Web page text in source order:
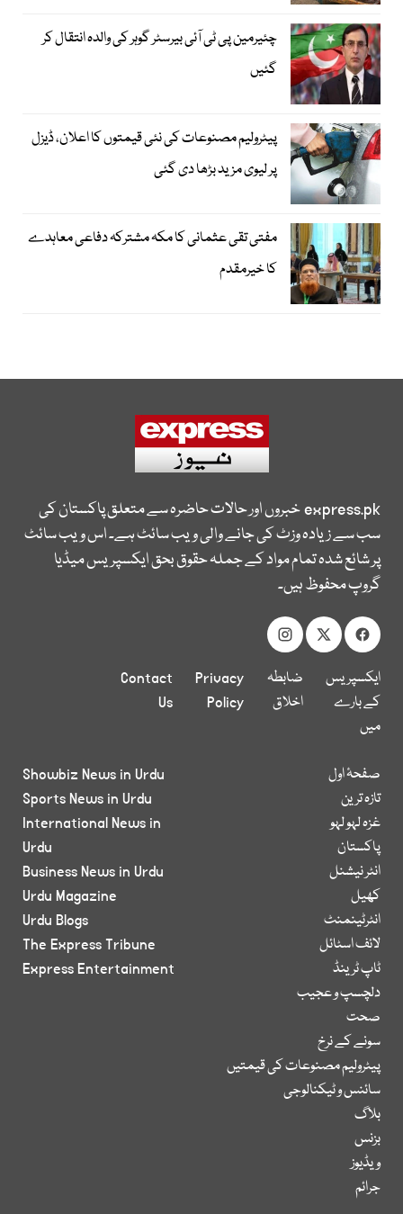
چئیرمین پی ٹی آئی بیرسٹر گوہر کی والدہ انتقال کر
گئیں
پیٹرولیم مصنوعات کی نئی قیمتوں کا اعلان، ڈیزل
پر لیوی مزید بڑھا دی گئی
مفتی تقی عثمانی کا مکہ مشترکہ دفاعی معاہدے
کا خیرمقدم
express.pkخبروں اور حالات حاضرہ سے متعلق پاکستان کی
سب سے زیادہ وزٹ کی جانے والی ویب سائٹ ہے۔ اس ویب سائٹ
پر شائع شدہ تمام مواد کے جملہ حقوق بحق ایکسپریس میڈیا
گروپ محفوظ ہیں۔
ایکسپریس
کے بارے
میں
ضابطہ
اخلاق
Privacy
Policy
Contact
Us
صفحۂ اول
تازہ ترین
غزہ لہو لہو
پاکستان
انٹر نیشنل
کھیل
انٹرٹینمنٹ
لائف اسٹائل
ٹاپ ٹرینڈ
دلچسپ و عجیب
صحت
سونے کے نرخ
پیٹرولیم مصنوعات کی قیمتیں
سائنس و ٹیکنالوجی
بلاگ
بزنس
ویڈیوز
جرائم
Showbiz News in Urdu
Sports News in Urdu
International News in
Urdu
Business News in Urdu
Urdu Magazine
Urdu Blogs
The Express Tribune
Express Entertainment